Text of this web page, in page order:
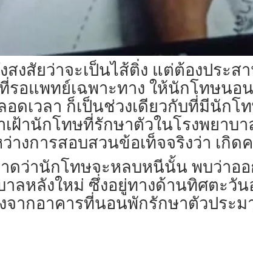
งสัยว่าจะเป็นไส้ติ่ง แต่ต้องประส
รอแพทย์เฉพาะทาง ให้นักโทษน
อดเวลา ก็เป็นช่วงเดียวกับที่มีนัก
เฝ้านักโทษที่รักษาตัวในโรงพยาบ
งการสอบสวนข้อเท็จจริงว่า เกิด
ดว่านักโทษจะหลบหนีนั้น พบว่าออ
าลหลังใหม่ ซึ่งอยู่ทางด้านทิศตะวั
ากอาคารที่นอนพักรักษาตัวประม